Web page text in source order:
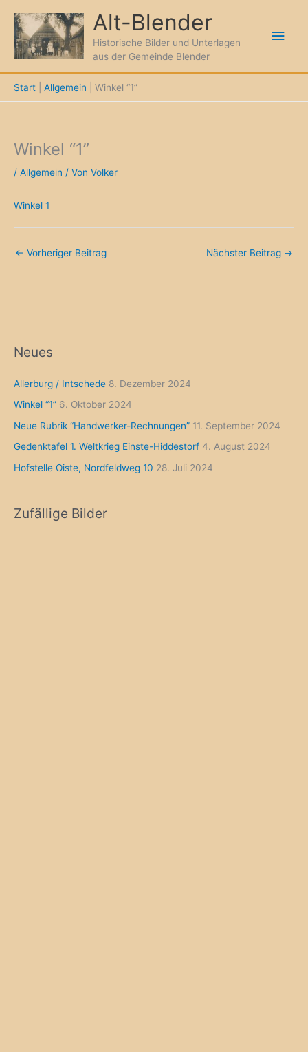
Inhalt
springen
Alt-Blender
Historische Bilder und Unterlagen
aus der Gemeinde Blender
Start Allgemein Winkel “1”
Winkel “1”
/ Allgemein / Von Volker
Winkel 1
← Vorheriger Beitrag Nächster Beitrag →
Neues
Allerburg / Intschede 8. Dezember 2024
Winkel “1” 6. Oktober 2024
Neue Rubrik “Handwerker-Rechnungen” 11. September 2024
Gedenktafel 1. Weltkrieg Einste-Hiddestorf 4. August 2024
Hofstelle Oiste, Nordfeldweg 10 28. Juli 2024
Zufällige Bilder